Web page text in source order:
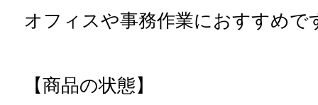
オフィスや事務作業におすすめで
【商品の状態】